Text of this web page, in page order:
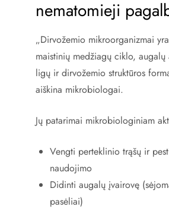
nematomieji
„Dirvožemio mikroorganizmai
maistinių medžiagų ciklo, augalų
ligų ir dirvožemio struktūros
aiškina mikrobiologai.
Jų patarimai mikrobiologiniam
Vengti perteklinio trąšų ir
naudojimo
Didinti augalų įvairovę
pasėliai)